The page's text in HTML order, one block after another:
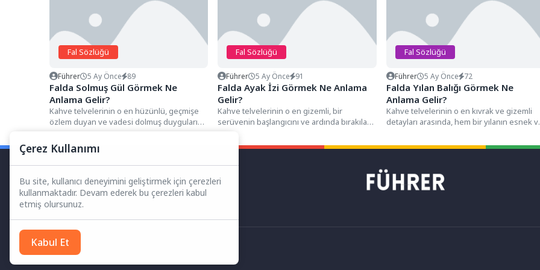
Fal Sözlüğü
Führer 5 Ay Önce 89
Falda Solmuş Gül Görmek Ne
Anlama Gelir?
Kahve telvelerinin o en hüzünlü, geçmişe
özlem duyan ve vadesi dolmuş duyguları
Fal Sözlüğü
Führer 5 Ay Önce 91
Falda Ayak İzi Görmek Ne Anlama
Gelir?
Kahve telvelerinin o en gizemli, bir
serüvenin başlangıcını ve ardında bırakılan
Fal Sözlüğü
Führer 5 Ay Önce 72
Falda Yılan Balığı Görmek Ne
Anlama Gelir?
Kahve telvelerinin o en kıvrak ve gizemli
detayları arasında, hem bir yılanın esnek
Her Hakkı Saklıdır.
Çerez Kullanımı
Bu site, kullanıcı deneyimini geliştirmek için çerezleri
kullanmaktadır. Devam ederek bu çerezleri kabul
etmiş olursunuz.
Kabul Et